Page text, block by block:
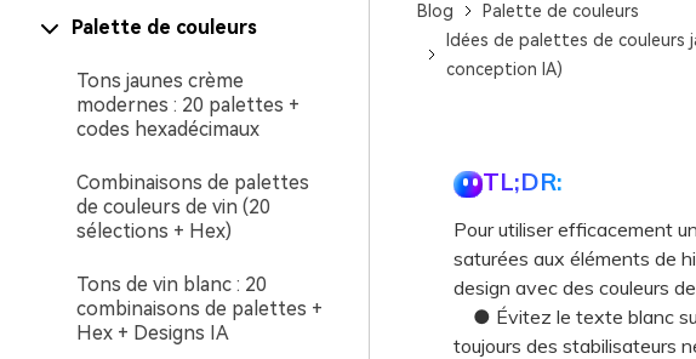
Palette de couleurs
Tons jaunes crème
modernes : 20 palettes +
codes hexadécimaux
Combinaisons de palettes
de couleurs de vin (20
sélections + Hex)
Tons de vin blanc : 20
combinaisons de palettes +
Hex + Designs IA
Blog
Palette de couleurs
Idées de palettes de couleurs
conception IA)
TL;DR:
Pour utiliser efficacement
saturées aux éléments de
design avec des couleurs
● Évitez le texte blanc
toujours des stabilisateurs